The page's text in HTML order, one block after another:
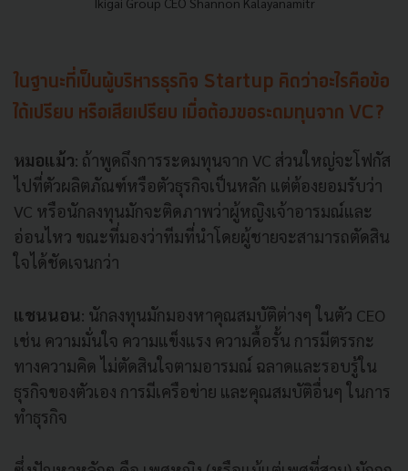
ในฐานะที่เป็นผู้บริหารธุรกิจ Startup คิดว่าอะไรคือข้อ
ได้เปรียบ หรือเสียเปรียบ เมื่อต้องขอระดมทุนจาก VC?
หมอแม้ว: ถ้าพูดถึงการระดมทุนจาก VC ส่วนใหญ่จะโฟกัส
ไปที่ตัวผลิตภัณฑ์หรือตัวธุรกิจเป็นหลัก แต่ต้องยอมรับว่า
VC หรือนักลงทุนมักจะติดภาพว่าผู้หญิงเจ้าอารมณ์และ
อ่อนไหว ขณะที่มองว่าทีมที่นำโดยผู้ชายจะสามารถตัดสิน
ใจได้ชัดเจนกว่า
แชนนอน: นักลงทุนมักมองหาคุณสมบัติต่างๆ ในตัว CEO
เช่น ความมั่นใจ ความแข็งแรง ความดื้อรั้น การมีตรรกะ
ทางความคิด ไม่ตัดสินใจตามอารมณ์ ฉลาดและรอบรู้ใน
ธุรกิจของตัวเอง การมีเครือข่าย และคุณสมบัติอื่นๆ ในการ
ทำธุรกิจ